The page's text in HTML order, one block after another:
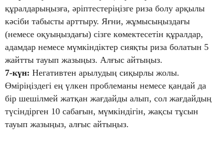
құралдарыңызға, әріптестеріңізге риза болу арқылы
кәсіби табысты арттыру. Яғни, жұмысыңыздағы
(немесе оқуыңыздағы) сізге көмектесетін құралдар,
адамдар немесе мүмкіндіктер сияқты риза болатын 5
жайтты тауып жазыңыз. Алғыс айтыңыз.
7-күн: Негативтен арылудың сиқырлы жолы.
Өміріңіздегі ең үлкен проблеманы немесе қандай да
бір шешілмей жатқан жағдайды алып, сол жағдайдың
түсіндірген 10 сабағын, мүмкіндігін, жақсы тұсын
тауып жазыңыз, алғыс айтыңыз.